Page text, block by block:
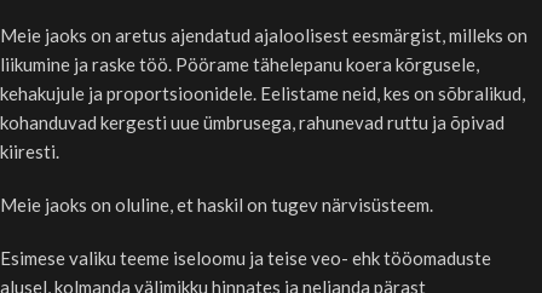
Meie jaoks on aretus ajendatud ajaloolisest eesmärgist, milleks on
liikumine ja raske töö. Pöörame tähelepanu koera kõrgusele,
kehakujule ja proportsioonidele. Eelistame neid, kes on sõbralikud,
kohanduvad kergesti uue ümbrusega, rahunevad ruttu ja õpivad
kiiresti.
Meie jaoks on oluline, et haskil on tugev närvisüsteem.
Esimese valiku teeme iseloomu ja teise veo- ehk tööomaduste
alusel, kolmanda välimikku hinnates ja neljanda pärast